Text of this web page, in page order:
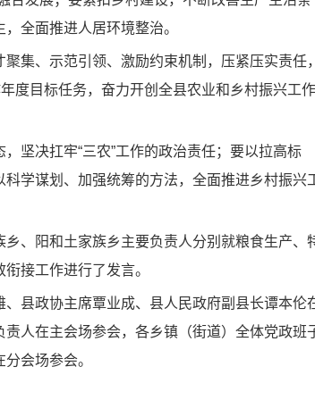
全面推进人居环境整治。
、示范引领、激励约束机制，压紧压实责任，
度目标任务，奋力开创全县农业和乡村振兴工作
决扛牢“三农”工作的政治责任；要以拉高标
学谋划、加强统筹的方法，全面推进乡村振兴
、阳和土家族乡主要负责人分别就粮食生产、
接工作进行了发言。
县政协主席覃业成、县人民政府副县长谭本伦
人在主会场参会，各乡镇（街道）全体党政班
会场参会。